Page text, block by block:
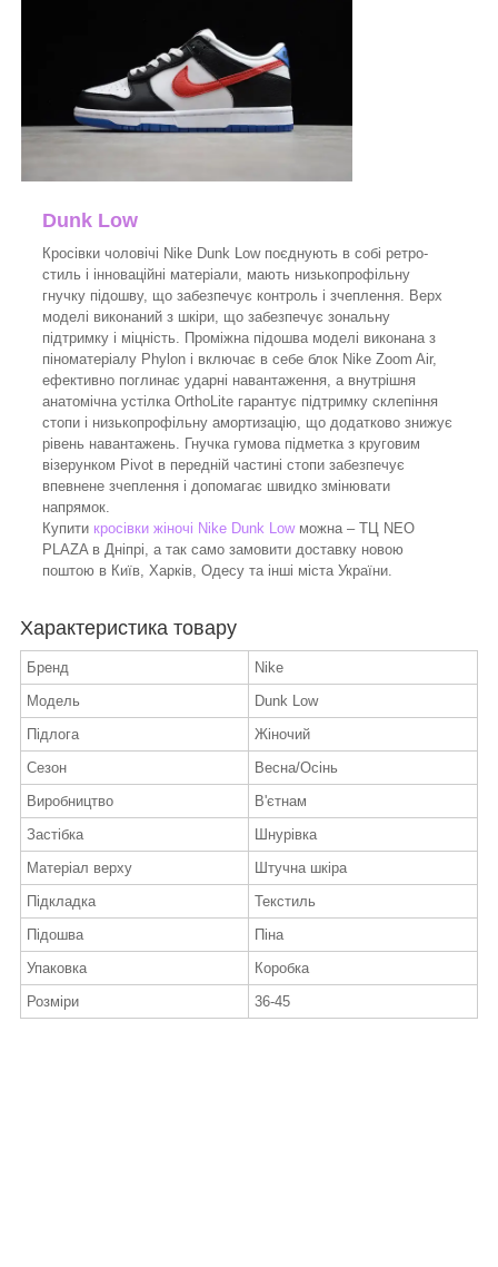
Dunk Low
Кросівки чоловічі Nike Dunk Low поєднують в собі ретро-
стиль і інноваційні матеріали, мають низькопрофільну
гнучку підошву, що забезпечує контроль і зчеплення. Верх
моделі виконаний з шкіри, що забезпечує зональну
підтримку і міцність. Проміжна підошва моделі виконана з
піноматеріалу Phylon і включає в себе блок Nike Zoom Air,
ефективно поглинає ударні навантаження, а внутрішня
анатомічна устілка OrthoLite гарантує підтримку склепіння
стопи і низькопрофільну амортизацію, що додатково знижує
рівень навантажень. Гнучка гумова підметка з круговим
візерунком Pivot в передній частині стопи забезпечує
впевнене зчеплення і допомагає швидко змінювати
напрямок.
Купити кросівки жіночі Nike Dunk Lowможна – ТЦ NEO
PLAZA в Дніпрі, а так само замовити доставку новою
поштою в Київ, Харків, Одесу та інші міста України.
Характеристика товару
Бренд
Nike
Модель
Dunk Low
Підлога
Жіночий
Сезон
Весна/Осінь
Виробництво
В'єтнам
Застібка
Шнурівка
Матеріал верху
Штучна шкіра
Підкладка
Текстиль
Підошва
Піна
Упаковка
Коробка
Розміри
36-45